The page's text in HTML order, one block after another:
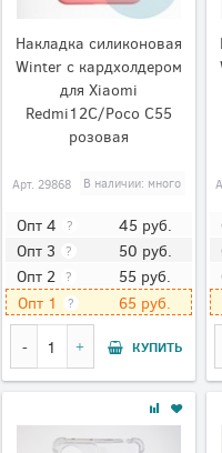
Накладка силиконовая
Winter с кардхолдером
для Xiaomi
Redmi12C/Poco C55
розовая
Арт. 29868 В наличии: много
Опт 4 ? 45 руб.
Опт 3 ? 50 руб.
Опт 2 ? 55 руб.
Опт 1 ? 65 руб.
КУПИТЬ